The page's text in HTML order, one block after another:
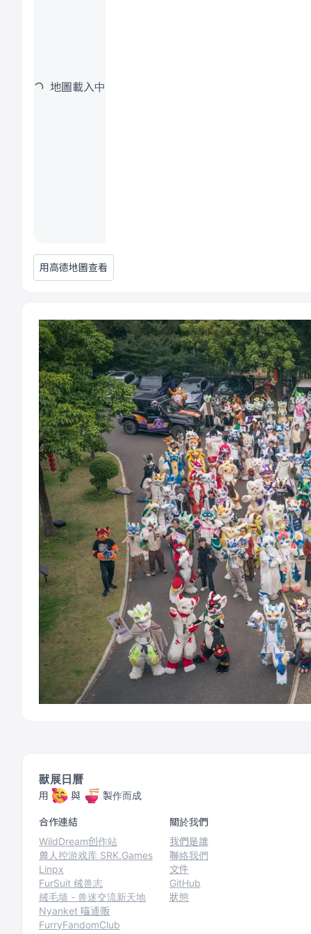
地圖載入中
用高德地圖查看
獸展日曆
用 與 製作而成
合作連結
WildDream创作站
兽人控游戏库 SRK.Games
Linpx
FurSuit 绒兽志
绒毛墙 - 兽迷交流新天地
Nyanket 喵通贩
FurryFandomClub
關於我們
我們是誰
聯絡我們
文件
GitHub
狀態